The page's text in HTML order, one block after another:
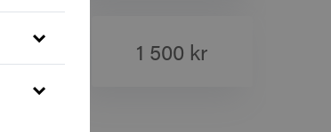
1 500 kr